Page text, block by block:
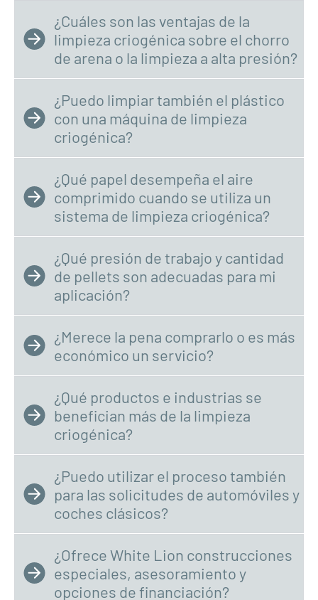
¿Cuáles son las ventajas de la
limpieza criogénica sobre el chorro
de arena o la limpieza a alta presión?
¿Puedo limpiar también el plástico
con una máquina de limpieza
criogénica?
¿Qué papel desempeña el aire
comprimido cuando se utiliza un
sistema de limpieza criogénica?
¿Qué presión de trabajo y cantidad
de pellets son adecuadas para mi
aplicación?
¿Merece la pena comprarlo o es más
económico un servicio?
¿Qué productos e industrias se
benefician más de la limpieza
criogénica?
¿Puedo utilizar el proceso también
para las solicitudes de automóviles y
coches clásicos?
¿Ofrece White Lion construcciones
especiales, asesoramiento y
opciones de financiación?